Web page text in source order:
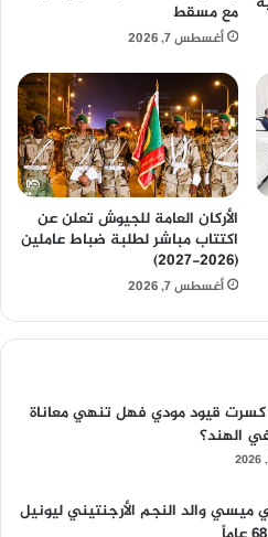
مع مسقط
أغسطس 7, 2026
الأركان العامة للجيوش تعلن عن
اكتتاب مباشر لطلبة ضباط عاملين
(2026-2027)
أغسطس 7, 2026
كسرت قيود مودي فهل تنهي معاناة
الهند؟
ميسي والد النجم الأرجنتيني ليونيل